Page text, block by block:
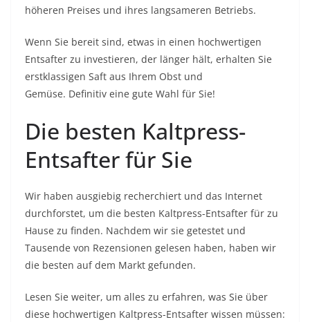
höheren Preises und ihres langsameren Betriebs.
Wenn Sie bereit sind, etwas in einen hochwertigen
Entsafter zu investieren, der länger hält, erhalten Sie
erstklassigen Saft aus Ihrem Obst und
Gemüse. Definitiv eine gute Wahl für Sie!
Die besten Kaltpress-
Entsafter für Sie
Wir haben ausgiebig recherchiert und das Internet
durchforstet, um die besten Kaltpress-Entsafter für zu
Hause zu finden. Nachdem wir sie getestet und
Tausende von Rezensionen gelesen haben, haben wir
die besten auf dem Markt gefunden.
Lesen Sie weiter, um alles zu erfahren, was Sie über
diese hochwertigen Kaltpress-Entsafter wissen müssen: